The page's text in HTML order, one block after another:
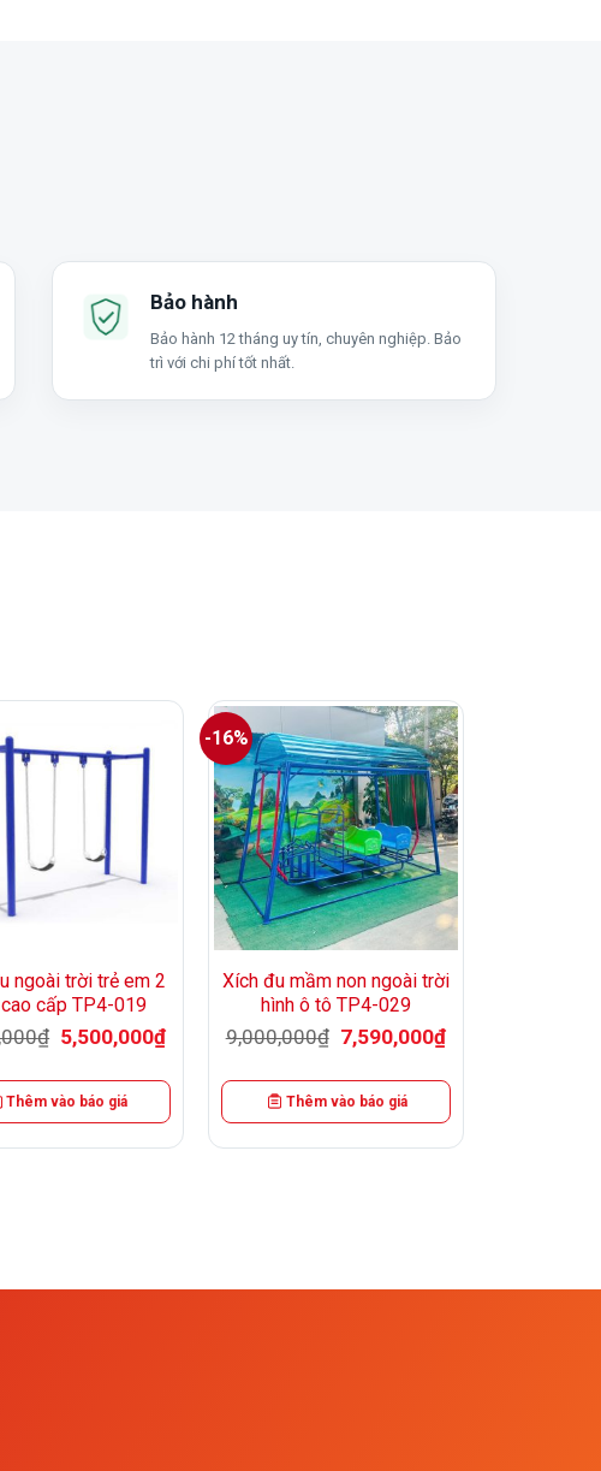
Bảo hành
Bảo hành 12 tháng uy tín, chuyên nghiệp. Bảo
trì với chi phí tốt nhất.
ngoài trời trẻ em 2
cấp TP4-019
₫ Giá
gốc
6,500,000₫.
5,500,000₫Giá
là:
Thêm vào báo giá
-16%
+
Xích đu mầm non ngoài trời
hình ô tô TP4-029
9,000,000₫
Giá
gốc
9,000,000₫.
7,590,000₫Giá
hiện
là:
Thêm vào báo giá